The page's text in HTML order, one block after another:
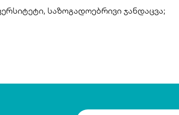
საზოგადოებრივი ჯანდაცვა;